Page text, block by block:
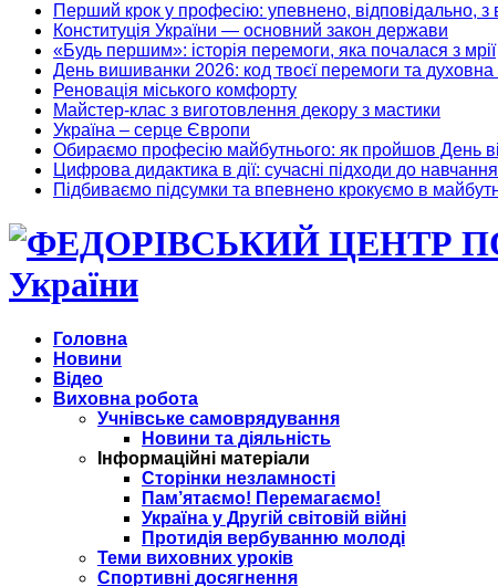
Перший крок у професію: упевнено, відповідально, з
Конституція України — основний закон держави
«Будь першим»: історія перемоги, яка почалася з мрії
День вишиванки 2026: код твоєї перемоги та духовна
Реновація міського комфорту
Майстер-клас з виготовлення декору з мастики
Україна – серце Європи
Обираємо професію майбутнього: як пройшов День
Цифрова дидактика в дії: сучасні підходи до
Підбиваємо підсумки та впевнено крокуємо в
України
Головна
Новини
Відео
Виховна робота
Учнівське самоврядування
Новини та діяльність
Інформаційні матеріали
Сторінки незламності
Пам’ятаємо! Перемагаємо!
Україна у Другій світовій війні
Протидія вербуванню молоді
Теми виховних уроків
Спортивні досягнення